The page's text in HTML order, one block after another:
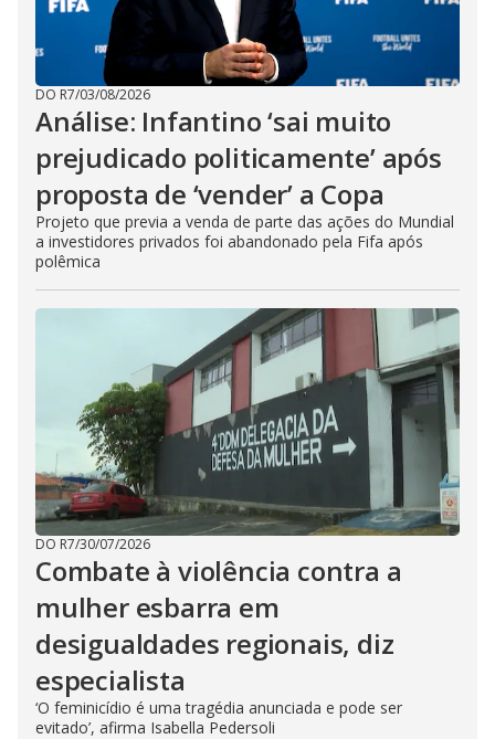
DO R7/03/08/2026
Análise: Infantino ‘sai muito
prejudicado politicamente’ após
proposta de ‘vender’ a Copa
Projeto que previa a venda de parte das ações do Mundial
a investidores privados foi abandonado pela Fifa após
polêmica
DO R7/30/07/2026
Combate à violência contra a
mulher esbarra em
desigualdades regionais, diz
especialista
‘O feminicídio é uma tragédia anunciada e pode ser
evitado’, afirma Isabella Pedersoli